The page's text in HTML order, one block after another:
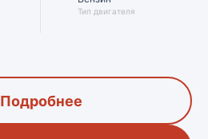
Тип двигателя
Подробнее